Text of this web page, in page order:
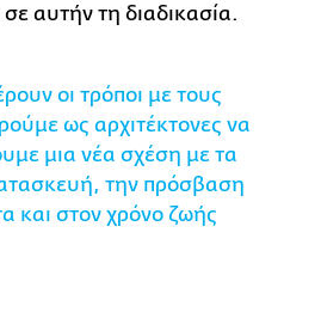
αυτήν τη διαδικασία.
οι τρόποι με τους
ως αρχιτέκτονες να
μια νέα σχέση με τα
την πρόσβαση
και στον χρόνο ζωής